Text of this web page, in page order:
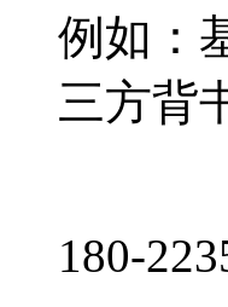
例如：
三方背
180-